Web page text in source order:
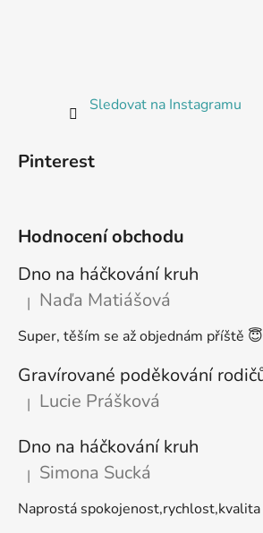
Sledovat na Instagramu
Pinterest
Hodnocení obchodu
Dno na háčkování kruh
Hodnocení produktu je 5 z 5 hvězdiček.
| Naďa Matiášová
Super, těším se až objednám příště 😇
Hodnocení produktu je 5 z 5 hvězdiček.
| Lucie Prášková
Dno na háčkování kruh
Hodnocení produktu je 5 z 5 hvězdiček.
| Simona Sucká
Naprostá spokojenost,rychlost,kvalita